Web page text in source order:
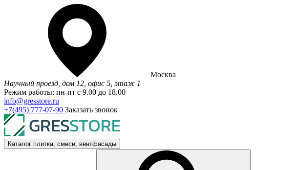
Москва
Научный проезд, дом 12, офис 5, этаж 1
Режим работы: пн-пт с 9.00 до 18.00
info@gresstore.ru
+7(495) 777-07-90 Заказать звонок
Каталог плитка, смеси, вентфасады